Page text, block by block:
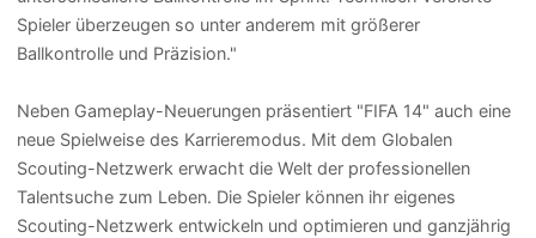
Spieler überzeugen so unter anderem mit größerer
Ballkontrolle und Präzision."
Neben Gameplay-Neuerungen präsentiert "FIFA 14" auch eine
neue Spielweise des Karrieremodus. Mit dem Globalen
Scouting-Netzwerk erwacht die Welt der professionellen
Talentsuche zum Leben. Die Spieler können ihr eigenes
Scouting-Netzwerk entwickeln und optimieren und ganzjährig